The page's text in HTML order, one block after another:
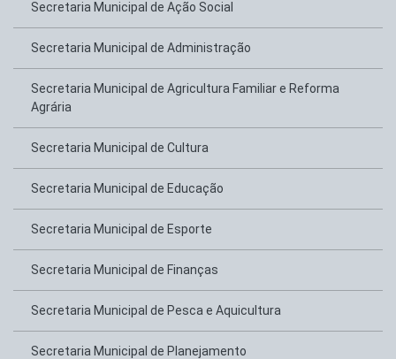
Secretaria Municipal de Ação Social
Secretaria Municipal de Administração
Secretaria Municipal de Agricultura Familiar e Reforma
Agrária
Secretaria Municipal de Cultura
Secretaria Municipal de Educação
Secretaria Municipal de Esporte
Secretaria Municipal de Finanças
Secretaria Municipal de Pesca e Aquicultura
Secretaria Municipal de Planejamento